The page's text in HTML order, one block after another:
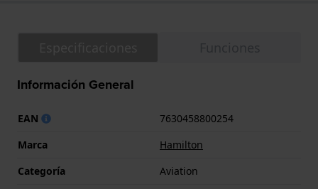
Información General
EAN
7630458800254
Marca
Hamilton
Categoría
Aviation